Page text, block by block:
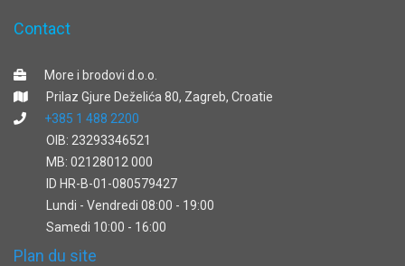
Contact
More i brodovi d.o.o.
Prilaz Gjure Deželića 80, Zagreb, Croatie
+385 1 488 2200
OIB: 23293346521
MB: 02128012 000
ID HR-B-01-080579427
Lundi - Vendredi 08:00 - 19:00
Samedi 10:00 - 16:00
Plan du site